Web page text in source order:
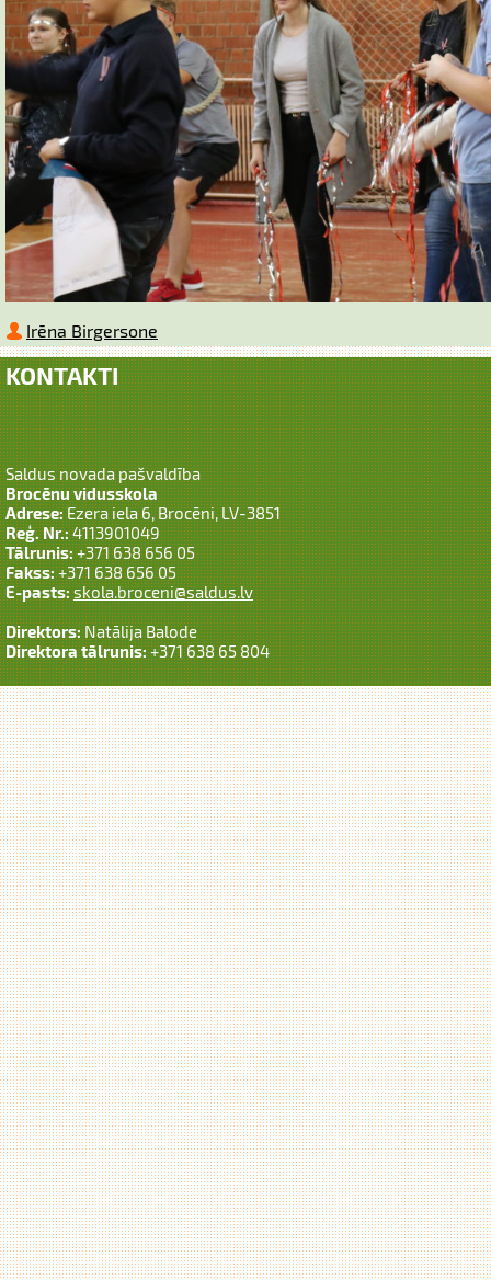
Irēna Birgersone
KONTAKTI
Saldus novada pašvaldība
Brocēnu vidusskola
Adrese:Ezera iela 6, Brocēni, LV-3851
Reģ. Nr.:4113901049
Tālrunis:+371 638 656 05
Fakss:+371 638 656 05
E-pasts:skola.broceni@saldus.lv
Direktors:Natālija Balode
Direktora tālrunis:+371 638 65 804